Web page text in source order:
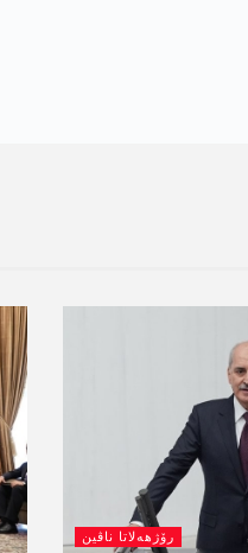
رۆژھەلاتا ناڤین